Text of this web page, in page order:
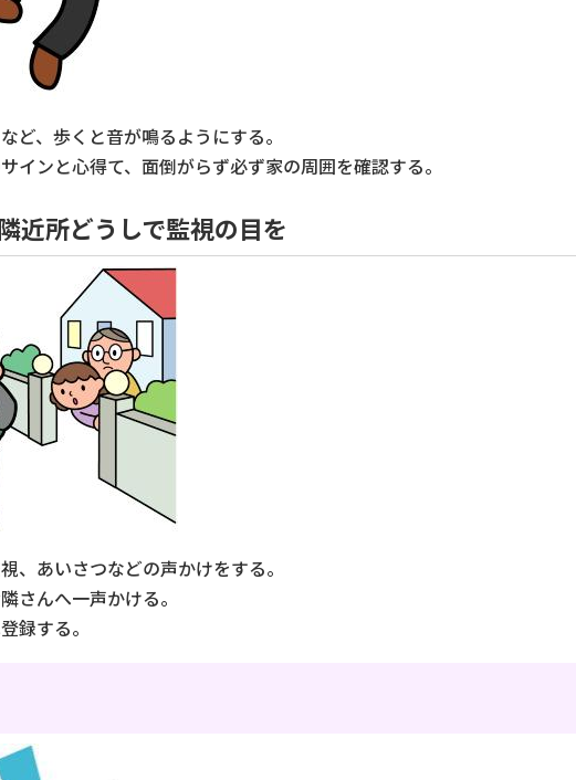
ど、歩くと音が鳴るようにする。
インと心得て、面倒がらず必ず家の周囲を確認する。
近所どうしで監視の目を
、あいさつなどの声かけをする。
さんへ一声かける。
録する。